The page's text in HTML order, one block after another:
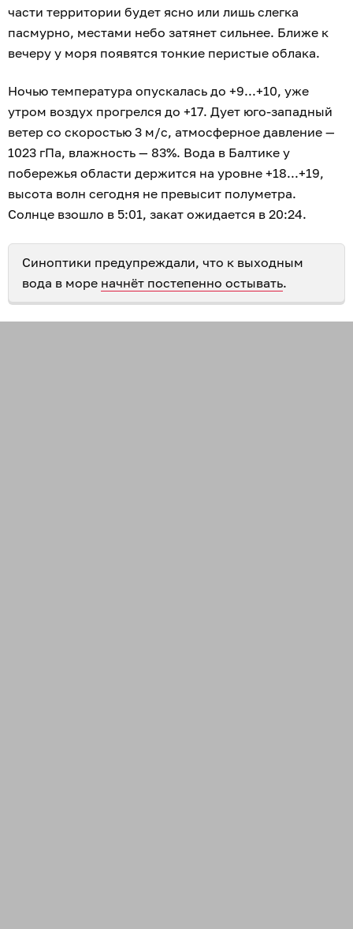
части территории будет ясно или лишь слегка
пасмурно, местами небо затянет сильнее. Ближе к
вечеру у моря появятся тонкие перистые облака.
Ночью температура опускалась до +9...+10, уже
утром воздух прогрелся до +17. Дует юго-западный
ветер со скоростью 3 м/с, атмосферное давление —
1023 гПа, влажность — 83%. Вода в Балтике у
побережья области держится на уровне +18...+19,
высота волн сегодня не превысит полуметра.
Солнце взошло в 5:01, закат ожидается в 20:24.
Синоптики предупреждали, что к выходным
вода в море начнёт постепенно остывать.